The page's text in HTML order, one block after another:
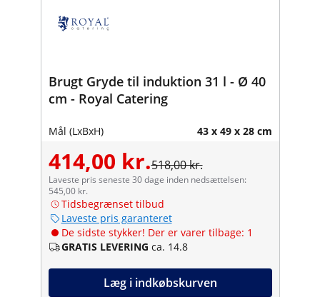
Brugt Gryde til induktion 31 l - Ø 40
cm - Royal Catering
Mål (LxBxH) 43 x 49 x 28 cm
414,00 kr.518,00 kr.
Laveste pris seneste 30 dage inden nedsættelsen:
545,00 kr.
Tidsbegrænset tilbud
Laveste pris garanteret
De sidste stykker! Der er varer tilbage: 1
GRATIS LEVERING ca. 14.8
Læg i indkøbskurven